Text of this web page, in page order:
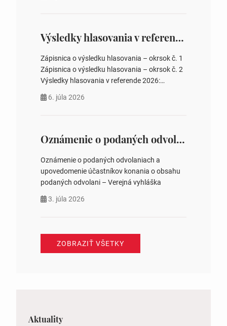
zastupiteľstiev, počtu poslancov obecných
zastupiteľstiev v nich 4. Schválenie odpredaja
obecného pozemku –…
Výsledky hlasovania v referende 2026
Zápisnica o výsledku hlasovania – okrsok č. 1
Zápisnica o výsledku hlasovania – okrsok č. 2
Výsledky hlasovania v referende 2026:
na hlasovaní https://www.volbysr.sk/…
6. júla 2026
Oznámenie o podaných odvolaniach a upovedomenie účastníkov konania o obsahu podaných odvolani – Verejná vyhláška
Oznámenie o podaných odvolaniach a
upovedomenie účastníkov konania o obsahu
podaných odvolani – Verejná vyhláška
3. júla 2026
ZOBRAZIŤ VŠETKY
Aktuality